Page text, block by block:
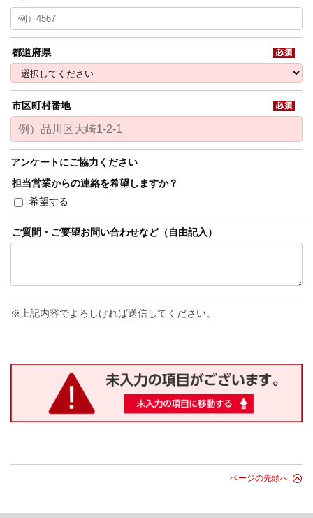
都道府県
市区町村番地
アンケートにご協力ください
担当営業からの連絡を希望しますか？
希望する
ご質問・ご要望お問い合わせなど（自由記入）
上記内容でよろしければ送信してください。
ページの先頭へ